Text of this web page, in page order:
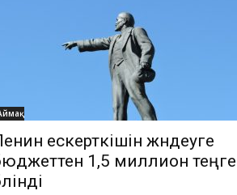
ескерткішін жөндеуге
1,5 миллион теңге